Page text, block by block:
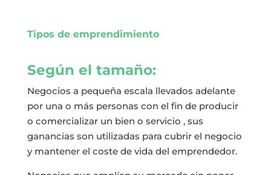
Tipos de emprendimiento
Según el tamaño:
Negocios a pequeña escala llevados adelante
por una o más personas con el fin de producir
o comercializar un bien o servicio , sus
ganancias son utilizadas para cubrir el negocio
y mantener el coste de vida del emprendedor.